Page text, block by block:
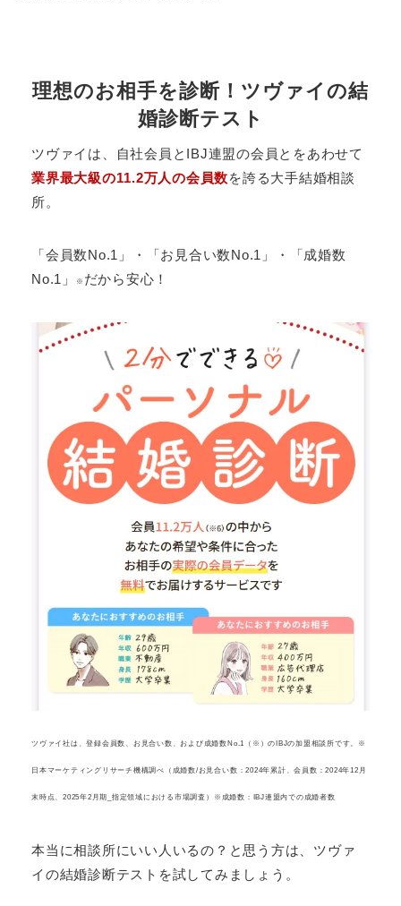
理想のお相手を診断！ツヴァイの結
婚診断テスト
ツヴァイは、自社会員とIBJ連盟の会員とをあわせて
業界最大級の11.2万人の会員数を誇る大手結婚相談
所。
「会員数No.1」・「お見合い数No.1」・「成婚数
No.1」
※ だから安心！
ツヴァイ社は、登録会員数、お見合い数、および成婚数No.1（※）のIBJの加盟相談所です。 ※
日本マーケティングリサーチ機構調べ（成婚数/お見合い数：2024年累計、会員数：2024年12月
末時点、2025年2月期_指定領域における市場調査） ※成婚数：IBJ連盟内での成婚者数
本当に相談所にいい人いるの？と思う方は、ツヴァ
イの結婚診断テストを試してみましょう。